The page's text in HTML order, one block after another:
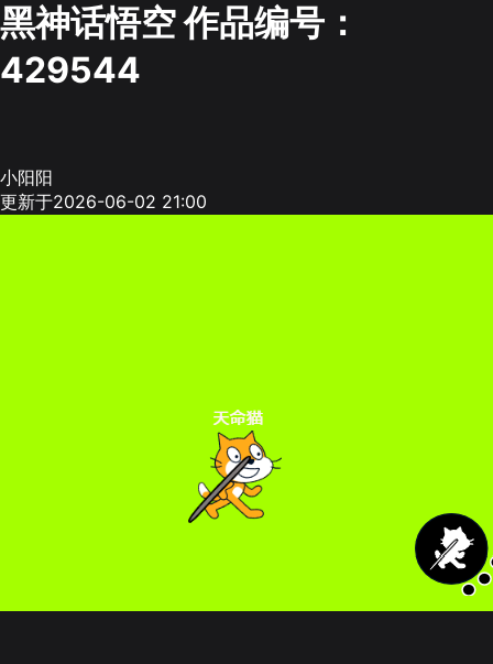
黑神话悟空作品编号：
429544
小阳阳
更新于2026-06-02 21:00